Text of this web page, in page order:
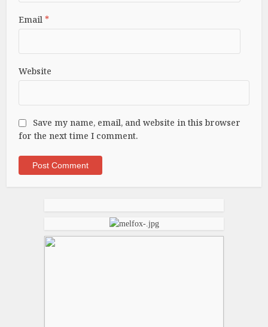
Email*
Website
Save my name, email, and website in this browser
for the next time I comment.